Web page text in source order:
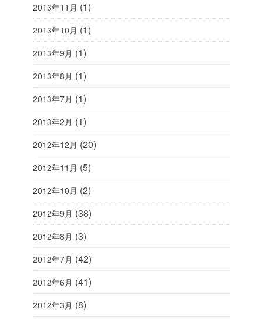
2013年11月 (1)
2013年10月 (1)
2013年9月 (1)
2013年8月 (1)
2013年7月 (1)
2013年2月 (1)
2012年12月 (20)
2012年11月 (5)
2012年10月 (2)
2012年9月 (38)
2012年8月 (3)
2012年7月 (42)
2012年6月 (41)
2012年3月 (8)